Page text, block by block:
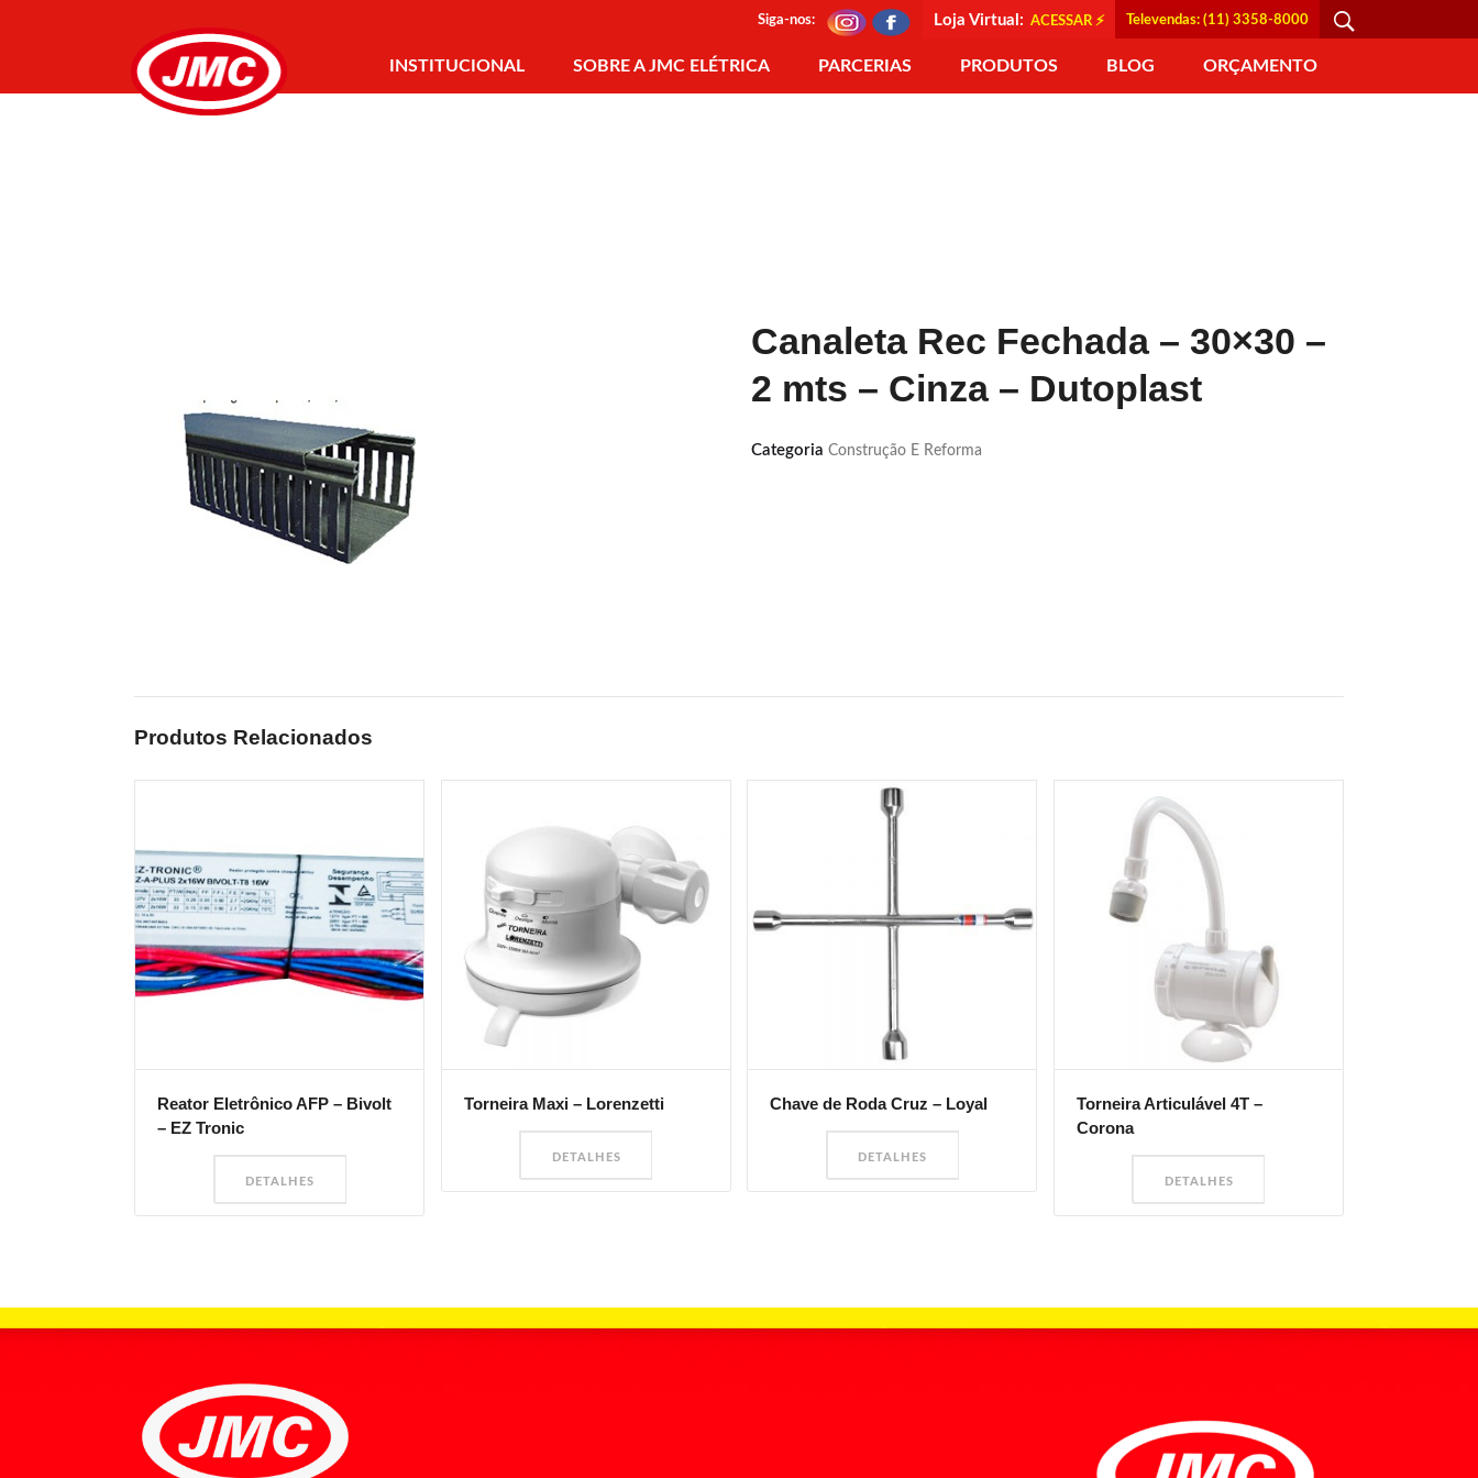
Siga-nos: Loja Virtual: ACESSAR ⚡ Televendas: (11) 3358-8000
INSTITUCIONAL SOBRE A JMC ELÉTRICA PARCERIAS PRODUTOS BLOG ORÇAMENTO
Canaleta Rec Fechada – 30×30 –
2 mts – Cinza – Dutoplast
Categoria Construção E Reforma
Produtos Relacionados
Reator Eletrônico AFP – Bivolt
– EZ Tronic
DETALHES
Torneira Maxi – Lorenzetti
DETALHES
Chave de Roda Cruz – Loyal
DETALHES
Torneira Articulável 4T –
Corona
DETALHES